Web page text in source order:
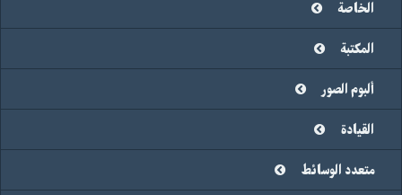
الخاصة
المكتبة
ألبوم الصور
القيادة
متعدد الوسائط